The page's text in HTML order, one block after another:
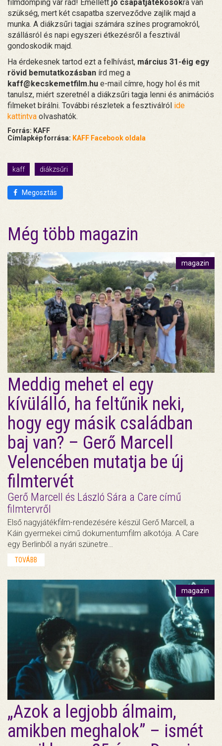
filmdömping vár rád! Emellett jó csapatjátékosokra van
szükség, mert két csapatba szerveződve zajlik majd a
munka. A diákzsűri tagjai számára színes programokról,
szállásról és napi egyszeri étkezésről a fesztivál
gondoskodik majd.
Ha érdekesnek tartod ezt a felhívást, március 31-éig egy
rövid bemutatkozásban írd meg a
kaff@kecskemetfilm.hu e-mail címre, hogy hol és mit
tanulsz, miért szeretnél a diákzsűri tagja lenni és animációs
filmeket bírálni. További részletek a fesztiválról ide
kattintva olvashatók.
Forrás: KAFF
Címlapkép forrása: KAFF Facebook oldala
kaff diákzsűri
Megosztás
Még több magazin
magazin
Meddig mehet el egy
kívülálló, ha feltűnik neki,
hogy egy másik családban
baj van? – Gerő Marcell
Velencében mutatja be új
filmtervét
Gerő Marcell és László Sára a Care című
filmtervről
Első nagyjátékfilm-rendezésére készül Gerő Marcell, a
Káin gyermekei című dokumentumfilm alkotója. A Care
egy Berlinből a nyári szünetre…
TOVÁBB
magazin
„Azok a legjobb álmaim,
amikben meghalok” – ismét